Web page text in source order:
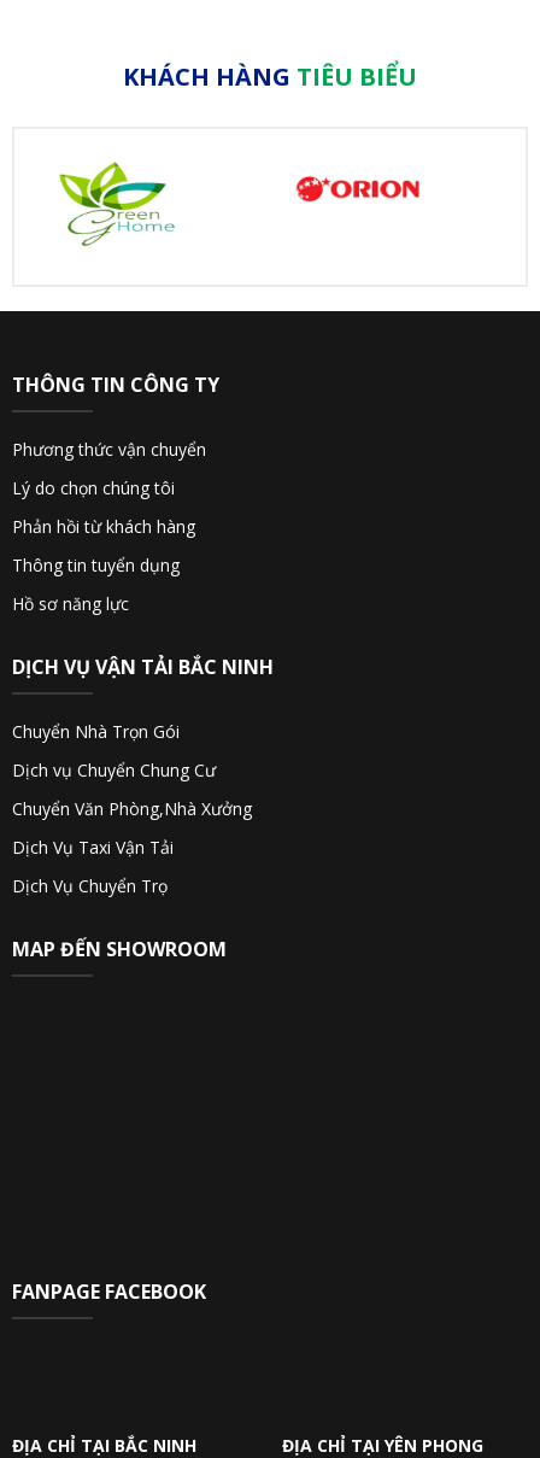
KHÁCH HÀNG TIÊU BIỂU
THÔNG TIN CÔNG TY
Phương thức vận chuyển
Lý do chọn chúng tôi
Phản hồi từ khách hàng
Thông tin tuyển dụng
Hồ sơ năng lực
DỊCH VỤ VẬN TẢI BẮC NINH
Chuyển Nhà Trọn Gói
Dịch vụ Chuyển Chung Cư
Chuyển Văn Phòng,Nhà Xưởng
Dịch Vụ Taxi Vận Tải
Dịch Vụ Chuyển Trọ
MAP ĐẾN SHOWROOM
FANPAGE FACEBOOK
ĐỊA CHỈ TẠI BẮC NINH ĐỊA CHỈ TẠI YÊN PHONG